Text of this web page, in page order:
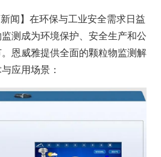
闻】在环保与工业安全需求日益
测成为环境保护、安全生产和公
恩威雅提供全面的颗粒物监测解
应用场景：